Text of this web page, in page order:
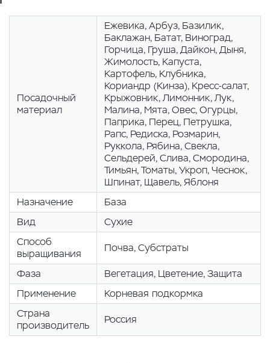
Посадочный
материал
Eжевика, Арбуз, Базилик,
Баклажан, Батат, Виноград,
Горчица, Груша, Дайкон, Дыня,
Жимолость, Капуста,
Картофель, Клубника,
Кориандр (Кинза), Кресс-салат,
Крыжовник, Лимонник, Лук,
Малина, Мята, Овес, Огурцы,
Паприка, Перец, Петрушка,
Рапс, Редиска, Розмарин,
Руккола, Рябина, Свекла,
Сельдерей, Слива, Смородина,
Тимьян, Томаты, Укроп, Чеснок,
Шпинат, Щавель, Яблоня
Назначение
База
Вид
Сухие
Способ
выращивания
Почва, Cубстраты
Фаза
Вегетация, Цветение, Защита
Применение
Корневая подкормка
Страна
производитель
Россия